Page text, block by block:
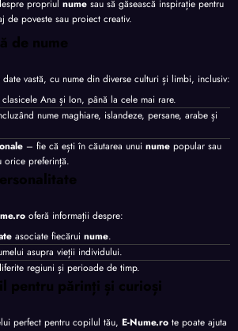
propriul nume sau să găsească inspirație pentru
de poveste sau proiect creativ.
de nume
vastă, cu nume din diverse culturi și limbi, inclusiv:
Ana și Ion, până la cele mai rare.
nume maghiare, islandeze, persane, arabe și
– fie că ești în căutarea unui nume popular sau
orice preferință.
oferă informații despre:
asociate fiecărui nume.
asupra vieții individului.
regiuni și perioade de timp.
pentru părinți și curioși
perfect pentru copilul tău, E-Nume.ro te poate ajuta